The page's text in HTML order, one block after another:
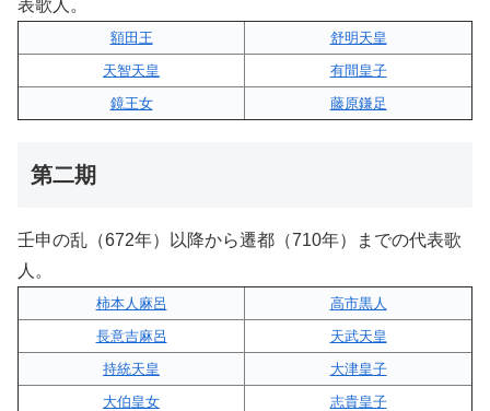
表歌人。
額田王
舒明天皇
天智天皇
有間皇子
鏡王女
藤原鎌足
第二期
壬申の乱（672年）以降から遷都（710年）までの代表歌
人。
柿本人麻呂
高市黒人
長意吉麻呂
天武天皇
持統天皇
大津皇子
大伯皇女
志貴皇子